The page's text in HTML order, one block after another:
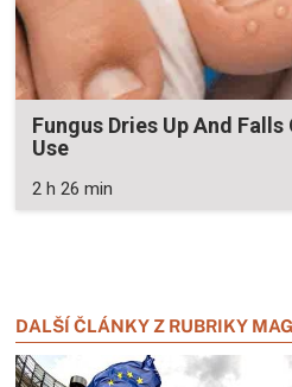
Fungus Dries Up And
Use
2 h 26 min
DALŠÍ ČLÁNKY Z RUBRIKY